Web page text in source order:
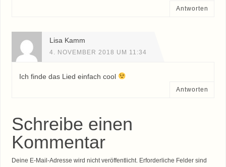
Antworten
Lisa Kamm
4. NOVEMBER 2018 UM 11:34
Ich finde das Lied einfach cool
Antworten
Schreibe einen
Kommentar
Deine E-Mail-Adresse wird nicht veröffentlicht. Erforderliche Felder sind